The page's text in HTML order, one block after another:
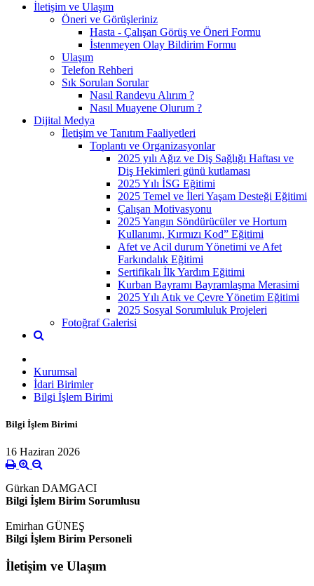
İletişim ve Ulaşım
Öneri ve Görüşleriniz
Hasta - Çalışan Görüş ve Öneri Formu
İstenmeyen Olay Bildirim Formu
Ulaşım
Telefon Rehberi
Sık Sorulan Sorular
Nasıl Randevu Alırım ?
Nasıl Muayene Olurum ?
Dijital Medya
İletişim ve Tanıtım Faaliyetleri
Toplantı ve Organizasyonlar
2025 yılı Ağız ve Diş Sağlığı Haftası ve
Diş Hekimleri günü kutlaması
2025 Yılı İSG Eğitimi
2025 Temel ve İleri Yaşam Desteği Eğitimi
Çalışan Motivasyonu
2025 Yangın Söndürücüler ve Hortum
Kullanımı, Kırmızı Kod” Eğitimi
Afet ve Acil durum Yönetimi ve Afet
Farkındalık Eğitimi
Sertifikalı İlk Yardım Eğitimi
Kurban Bayramı Bayramlaşma Merasimi
2025 Yılı Atık ve Çevre Yönetim Eğitimi
2025 Sosyal Sorumluluk Projeleri
Fotoğraf Galerisi
Kurumsal
İdari Birimler
Bilgi İşlem Birimi
Bilgi İşlem Birimi
16 Haziran 2026
Gürkan DAMGACI
Bilgi İşlem Birim Sorumlusu
Emirhan GÜNEŞ
Bilgi İşlem Birim Personeli
İletişim ve Ulaşım